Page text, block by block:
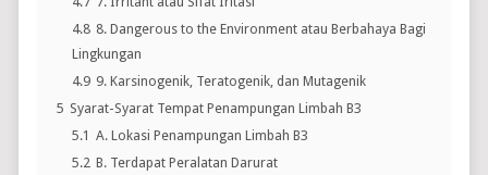
4.8 8. Dangerous to the Environment atau Berbahaya Bagi
Lingkungan
4.9 9. Karsinogenik, Teratogenik, dan Mutagenik
5 Syarat-Syarat Tempat Penampungan Limbah B3
5.1 A. Lokasi Penampungan Limbah B3
5.2 B. Terdapat Peralatan Darurat